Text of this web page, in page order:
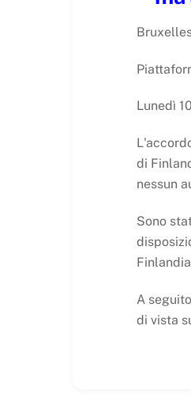
Lunedì
di
nessun
Sono
A
di vista